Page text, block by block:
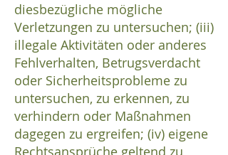
diesbezügliche mögliche
Verletzungen zu untersuchen; (iii)
illegale Aktivitäten oder anderes
Fehlverhalten, Betrugsverdacht
oder Sicherheitsprobleme zu
untersuchen, zu erkennen, zu
verhindern oder Maßnahmen
dagegen zu ergreifen; (iv) eigene